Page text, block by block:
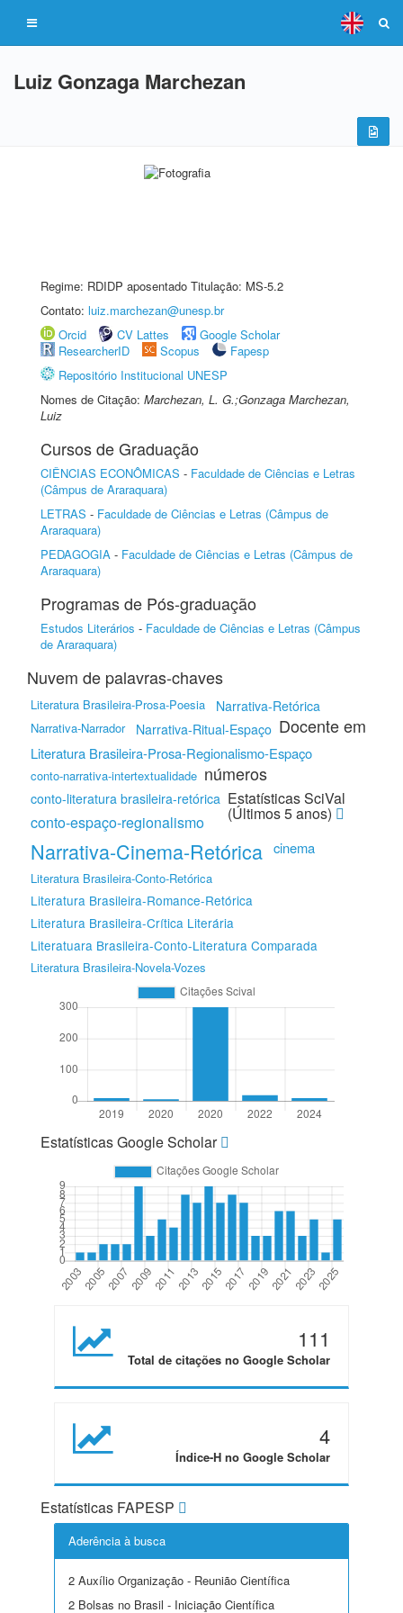
Luiz Gonzaga Marchezan
Regime: RDIDP aposentado Titulação: MS-5.2
Contato: luiz.marchezan@unesp.br
Orcid
CV Lattes
Google Scholar
ResearcherID
Scopus
Fapesp
Repositório Institucional UNESP
Nomes de Citação: Marchezan, L. G.;Gonzaga Marchezan,
Luiz
Cursos de Graduação
CIÊNCIAS ECONÔMICAS - Faculdade de Ciências e Letras
(Câmpus de Araraquara)
LETRAS - Faculdade de Ciências e Letras (Câmpus de
Araraquara)
PEDAGOGIA - Faculdade de Ciências e Letras (Câmpus de
Araraquara)
Programas de Pós-graduação
Estudos Literários - Faculdade de Ciências e Letras (Câmpus
de Araraquara)
Nuvem de palavras-chaves
Literatura Brasileira-Prosa-Poesia Narrativa-Retórica
Narrativa-Narrador Narrativa-Ritual-Espaço
Literatura Brasileira-Prosa-Regionalismo-Espaço
conto-narrativa-intertextualidade
conto-literatura brasileira-retórica
conto-espaço-regionalismo
Narrativa-Cinema-Retórica cinema
Literatura Brasileira-Conto-Retórica
Literatura Brasileira-Romance-Retórica
Literatura Brasileira-Crítica Literária
Literatuara Brasileira-Conto-Literatura Comparada
Literatura Brasileira-Novela-Vozes
Docente em
números
Estatísticas SciVal
(Últimos 5 anos)
Estatísticas Google Scholar
111
Total de citações no Google Scholar
4
Índice-H no Google Scholar
Estatísticas FAPESP
Aderência à busca
2 Auxílio Organização - Reunião Científica
2 Bolsas no Brasil - Iniciação Científica